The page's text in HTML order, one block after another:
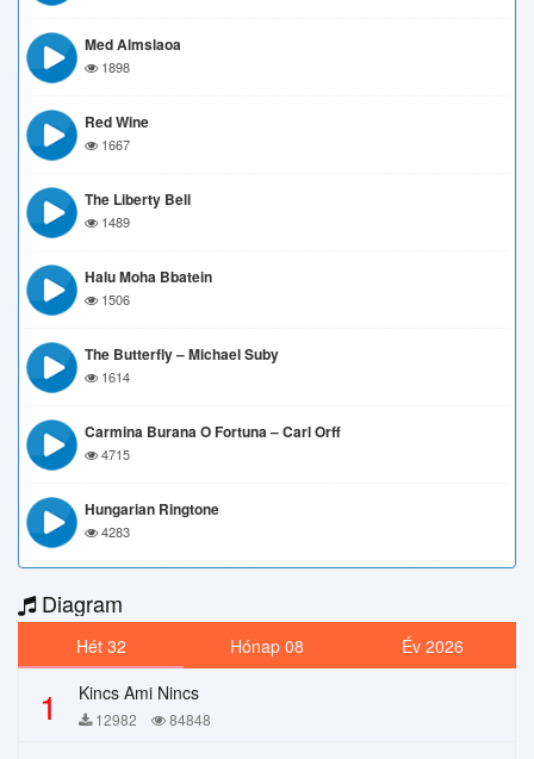
Med Almslaoa
1898
Red Wine
1667
The Liberty Bell
1489
Halu Moha Bbatein
1506
The Butterfly – Michael Suby
1614
Carmina Burana O Fortuna – Carl Orff
4715
Hungarian Ringtone
4283
Diagram
Hét 32 Hónap 08 Év 2026
1 Kincs Ami Nincs
12982 84848